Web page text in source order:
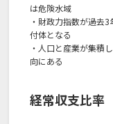
は危険水域
・財政力指数が過去
付体となる
・人口と産業が集積
向にある
経常収支比率